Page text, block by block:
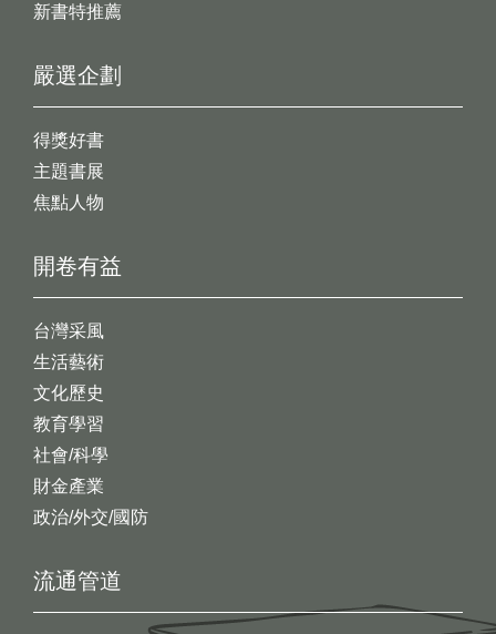
新書特推薦
開卷有益
台灣采風
生活藝術
文化歷史
教育學習
社會/科學
財金產業
政治/外交/國防
嚴選企劃
得獎好書
主題書展
焦點人物
流通管道